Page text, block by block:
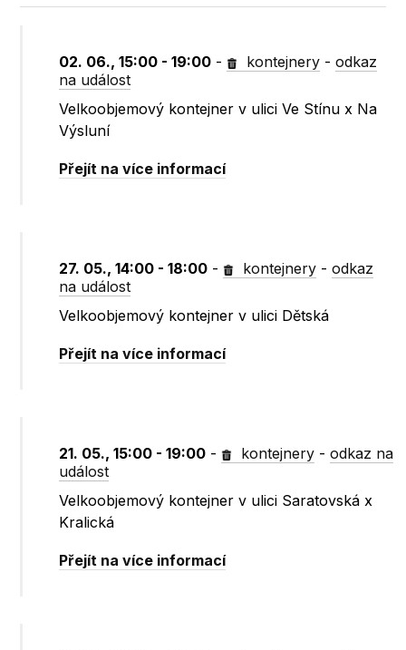
02. 06., 15:00 - 19:00 - kontejnery -odkaz
na událost
Velkoobjemový kontejner v ulici Ve Stínu x Na
Výsluní
Přejít na více informací
27. 05., 14:00 - 18:00 - kontejnery -odkaz
na událost
Velkoobjemový kontejner v ulici Dětská
Přejít na více informací
21. 05., 15:00 - 19:00 - kontejnery -odkaz na
událost
Velkoobjemový kontejner v ulici Saratovská x
Kralická
Přejít na více informací